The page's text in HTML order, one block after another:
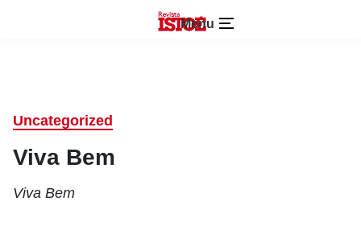
Menu
Uncategorized
Viva Bem
Viva Bem